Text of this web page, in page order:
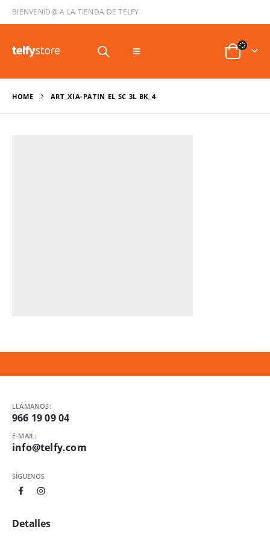
BIENVENID@ A LA TIENDA DE TELFY
HOME ART_XIA-PATIN EL SC 3L BK_4
LLÁMANOS:
966 19 09 04
E-MAIL:
info@telfy.com
SÍGUENOS
Detalles